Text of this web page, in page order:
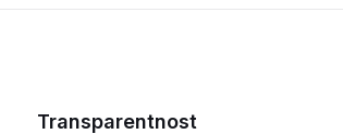
Transparentnost